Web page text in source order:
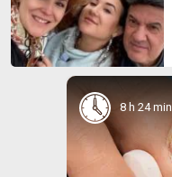
8 h 24 min